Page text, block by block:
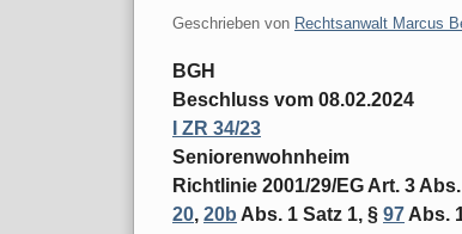
Geschrieben von Rechtsanwalt Marcus
BGH
Beschluss vom 08.02.2024
I ZR 34/23
Seniorenwohnheim
Richtlinie 2001/29/EG Art. 3
20, 20b Abs. 1 Satz 1, § 97 Abs.